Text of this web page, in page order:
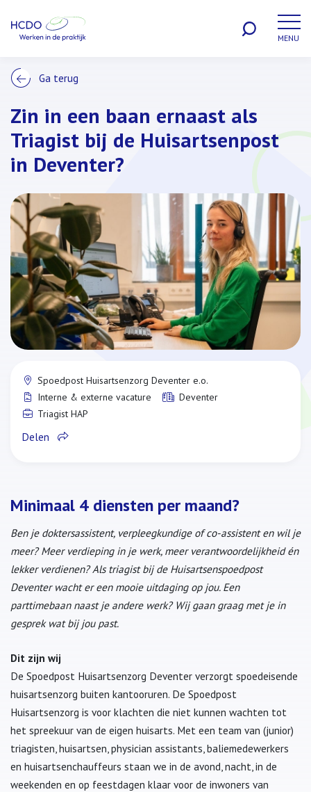
MENU
Ga terug
Zin in een baan ernaast als
Triagist bij de Huisartsenpost
in Deventer?
Spoedpost Huisartsenzorg Deventer e.o.
Interne & externe vacature
Deventer
Triagist HAP
Delen
Minimaal 4 diensten per maand?
Ben je doktersassistent, verpleegkundige of co-assistent en wil je
meer? Meer verdieping in je werk, meer verantwoordelijkheid én
lekker verdienen? Als triagist bij de Huisartsenspoedpost
Deventer wacht er een mooie uitdaging op jou. Een
parttimebaan naast je andere werk? Wij gaan graag met je in
gesprek wat bij jou past.
Dit zijn wij
De Spoedpost Huisartsenzorg Deventer verzorgt spoedeisende
huisartsenzorg buiten kantooruren. De Spoedpost
Huisartsenzorg is voor klachten die niet kunnen wachten tot
het spreekuur van de eigen huisarts. Met een team van (junior)
triagisten, huisartsen, physician assistants, baliemedewerkers
en huisartsenchauffeurs staan we in de avond, nacht, in de
weekenden en op feestdagen klaar voor de inwoners van